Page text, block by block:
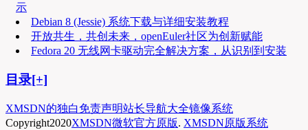
示
Debian 8 (Jessie) 系统下载与详细安装教程
开放共生，共创未来，openEuler社区为创新赋能
Fedora 20 无线网卡驱动完全解决方案，从识别到安装
目录[+]
XMSDN的独白免责声明站长导航大全镜像系统
Copyright2020XMSDN微软官方原版. XMSDN原版系统